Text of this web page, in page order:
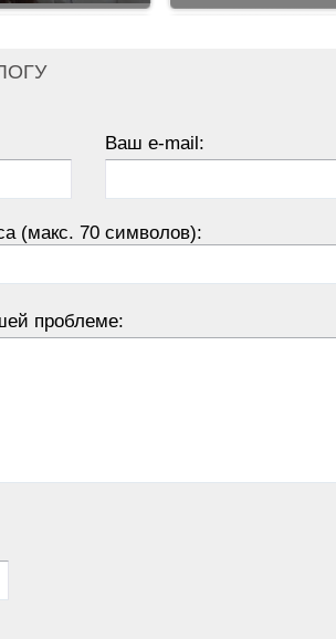
Ваш e-mail:
(макс. 70 символов):
проблеме: